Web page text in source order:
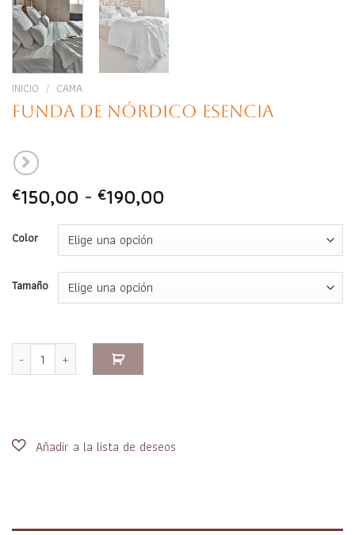
INICIO / CAMA
Funda de nórdico Esencia
€150,00 - €190,00Rango
precios:
desde
€150,00
€190,00
Color
Tamaño
Funda de nórdico Esencia cantidad